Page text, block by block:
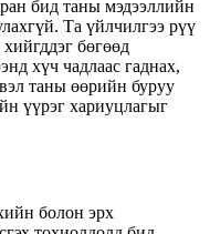
бид таны мэдээллийн
Та үйлчилгээ рүү
бөгөөд
хүч чадлаас гаднах,
таны өөрийн буруу
үүрэг хариуцлагыг
болон эрх